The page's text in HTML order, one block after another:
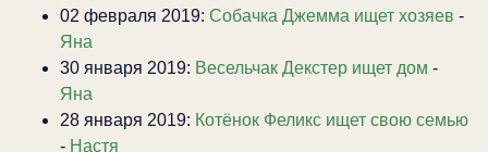
02 февраля 2019: Собачка Джемма ищет хозяев -
Яна
30 января 2019: Весельчак Декстер ищет дом -
Яна
28 января 2019: Котёнок Феликс ищет свою семью
- Настя